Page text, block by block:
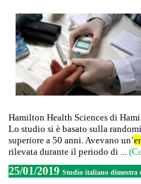
Hamilton Health Sciences di
Lo studio si è basato sulla
superiore a 50 anni. Avevano un’
rilevata durante il periodo di ...
25/01/2019 Studio italiano dimostra